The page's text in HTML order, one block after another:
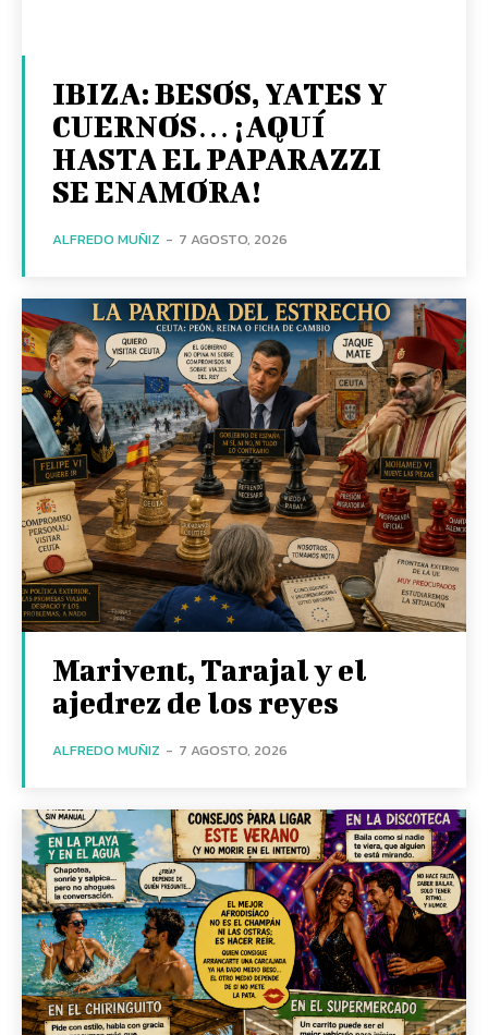
IBIZA: BESOS, YATES Y
CUERNOS… ¡AQUÍ
HASTA EL PAPARAZZI
SE ENAMORA!
ALFREDO MUÑIZ - 7 AGOSTO, 2026
Marivent, Tarajal y el
ajedrez de los reyes
ALFREDO MUÑIZ - 7 AGOSTO, 2026